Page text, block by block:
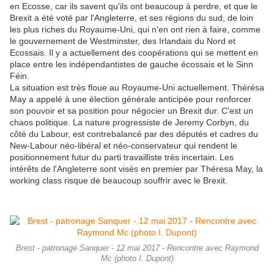
en Ecosse, car ils savent qu'ils ont beaucoup à perdre, et que le
Brexit a été voté par l'Angleterre, et ses régions du sud, de loin
les plus riches du Royaume-Uni, qui n'en ont rien à faire, comme
le gouvernement de Westminster, des Irlandais du Nord et
Ecossais. Il y a actuellement des coopérations qui se mettent en
place entre les indépendantistes de gauche écossais et le Sinn
Féin.
La situation est très floue au Royaume-Uni actuellement. Thérésa
May a appelé à une élection générale anticipée pour renforcer
son pouvoir et sa position pour négocier un Brexit dur. C'est un
chaos politique. La nature progressiste de Jeremy Corbyn, du
côté du Labour, est contrebalancé par des députés et cadres du
New-Labour néo-libéral et néo-conservateur qui rendent le
positionnement futur du parti travailliste très incertain. Les
intérêts de l'Angleterre sont visés en premier par Théresa May, la
working class risque de beaucoup souffrir avec le Brexit.
Brest - patronage Sanquer - 12 mai 2017 - Rencontre avec Raymond
Mc (photo I. Dupont)